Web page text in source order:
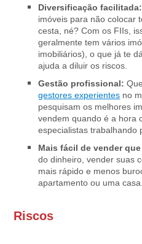
Diversificação facilitada:
imóveis para não colocar
cesta, né? Com os FIIs,
geralmente tem vários
imobiliários), o que já te
ajuda a diluir os riscos.
Gestão profissional:
gestores experientes no
pesquisam os melhores
vendem quando é a hora
especialistas trabalhando
Mais fácil de vender
do dinheiro, vender suas
mais rápido e menos
apartamento ou uma casa.
Riscos